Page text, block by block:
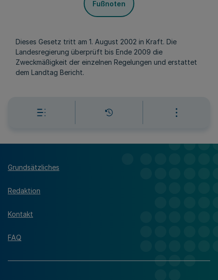
Fußnoten
Dieses Gesetz tritt am 1. August 2002 in Kraft. Die
Landesregierung überprüft bis Ende 2009 die
Zweckmäßigkeit der einzelnen Regelungen und erstattet
dem Landtag Bericht.
Grundsätzliches
Redaktion
Kontakt
FAQ